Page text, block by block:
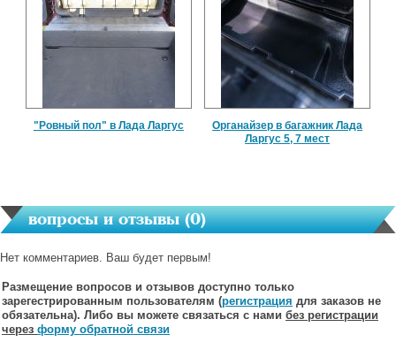
"Ровный пол" в Лада Ларгус
Органайзер в багажник Лада
Ларгус 5, 7 мест
вопросы и отзывы (0)
Нет комментариев. Ваш будет первым!
Размещение вопросов и отзывов доступно только
зарегестрированным пользователям (регистрация для заказов не
обязательна). Либо вы можете связаться с нами без регистрации
через форму обратной связи